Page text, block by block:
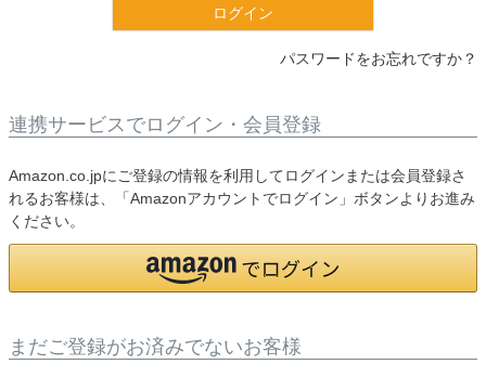
ログイン
パスワードをお忘れですか？
連携サービスでログイン・会員登録
Amazon.co.jpにご登録の情報を利用してログインまたは会員登録さ
れるお客様は、「Amazonアカウントでログイン」ボタンよりお進み
ください。
まだご登録がお済みでないお客様